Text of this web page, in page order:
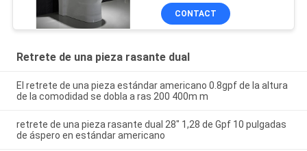
CONTACT
Retrete de una pieza rasante dual
El retrete de una pieza estándar americano 0.8gpf de la altura
de la comodidad se dobla a ras 200 400m m
retrete de una pieza rasante dual 28" 1,28 de Gpf 10 pulgadas
de áspero en estándar americano